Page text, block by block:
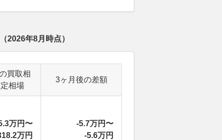
（2026年8月 時点）
買取相
相場
3ヶ月後の差額
万円〜
万円
-5.7万円〜
-5.6万円